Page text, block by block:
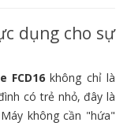
dụng cho sự
FCD16không chỉ là
có trẻ nhỏ, đây là
không cần "hứa"